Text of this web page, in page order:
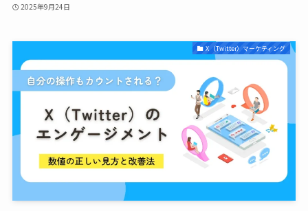
2025年9月24日
X（Twitter）マーケティング